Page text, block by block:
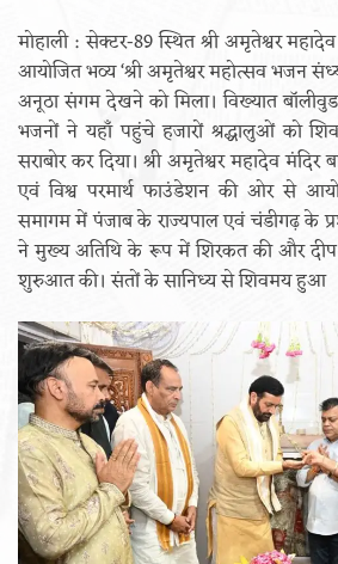
मोहाली : सेक्टर-89 स्थित श्री अमृतेश्वर
आयोजित भव्य ‘श्री अमृतेश्वर महोत्सव भजन
अनूठा संगम देखने को मिला। विख्यात
भजनों ने यहाँ पहुंचे हजारों श्रद्धालुओं को
सराबोर कर दिया। श्री अमृतेश्वर महादेव मंदिर
एवं विश्व परमार्थ फाउंडेशन की ओर से
समागम में पंजाब के राज्यपाल एवं चंडीगढ़ के
ने मुख्य अतिथि के रूप में शिरकत की और दीप
शुरुआत की। संतों के सानिध्य से शिवमय हुआ